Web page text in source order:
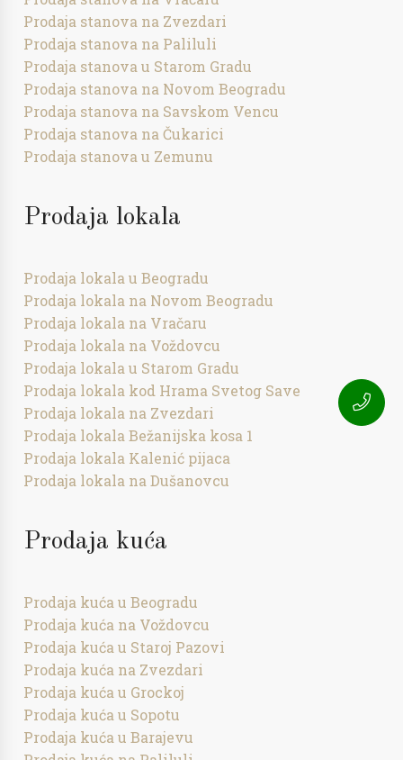
Prodaja stanova na Zvezdari
Prodaja stanova na Paliluli
Prodaja stanova u Starom Gradu
Prodaja stanova na Novom Beogradu
Prodaja stanova na Savskom Vencu
Prodaja stanova na Čukarici
Prodaja stanova u Zemunu
Prodaja lokala
Prodaja lokala u Beogradu
Prodaja lokala na Novom Beogradu
Prodaja lokala na Vračaru
Prodaja lokala na Voždovcu
Prodaja lokala u Starom Gradu
Prodaja lokala kod Hrama Svetog Save
Prodaja lokala na Zvezdari
Prodaja lokala Bežanijska kosa 1
Prodaja lokala Kalenić pijaca
Prodaja lokala na Dušanovcu
Prodaja kuća
Prodaja kuća u Beogradu
Prodaja kuća na Voždovcu
Prodaja kuća u Staroj Pazovi
Prodaja kuća na Zvezdari
Prodaja kuća u Grockoj
Prodaja kuća u Sopotu
Prodaja kuća u Barajevu